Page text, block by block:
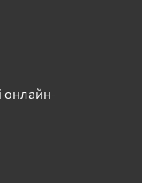
онлайн-